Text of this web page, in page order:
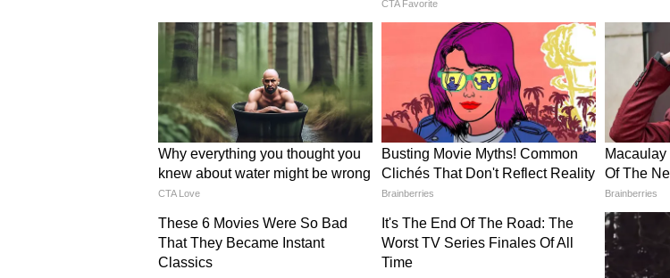
तृषा को जन्मदिन की शुभकामनाएं दीं और साथ ही विजय की राजनीतिक चर्चा का भी